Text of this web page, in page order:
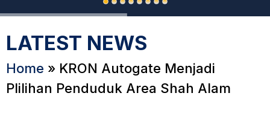
LATEST NEWS
Home » KRON Autogate Menjadi
Plilihan Penduduk Area Shah Alam